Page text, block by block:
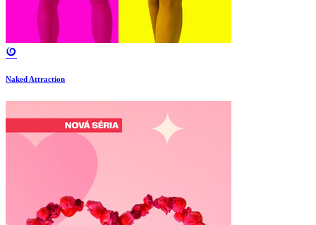
Naked Attraction